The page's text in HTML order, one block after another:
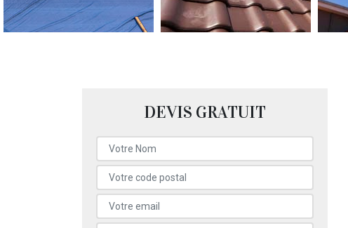
DEVIS GRATUIT